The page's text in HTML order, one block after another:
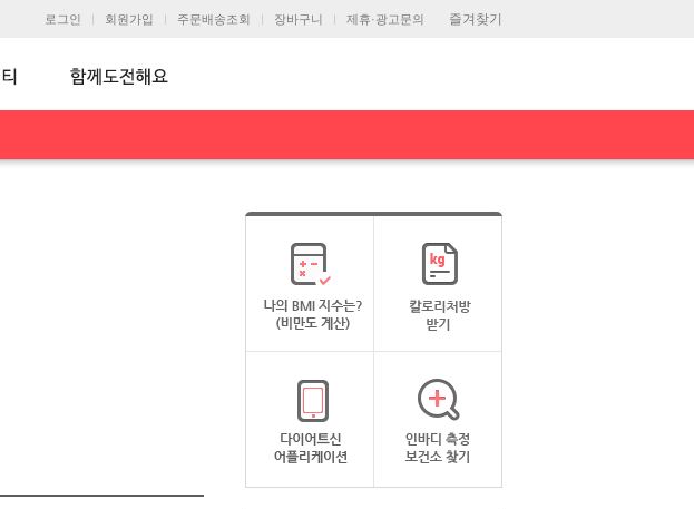
즐겨찾기
로그인 회원가입 주문배송조회 장바구니 제휴·광고문의